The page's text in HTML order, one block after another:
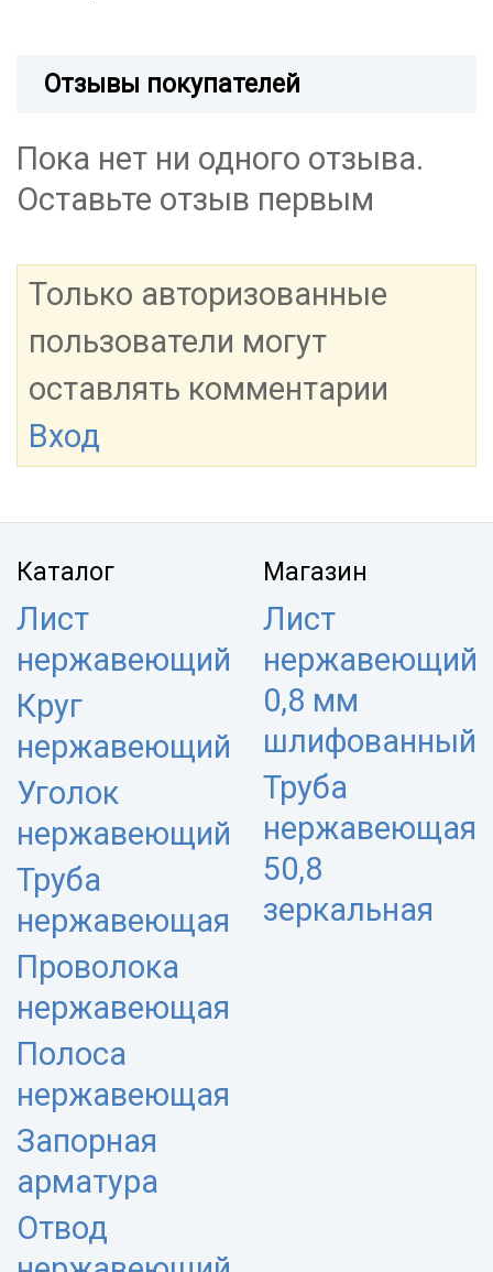
Отзывы покупателей
Пока нет ни одного отзыва.
Оставьте отзыв первым
Только авторизованные
пользователи могут
оставлять комментарии
Вход
Каталог
Лист
нержавеющий
Круг
нержавеющий
Уголок
нержавеющий
Труба
нержавеющая
Проволока
нержавеющая
Полоса
нержавеющая
Запорная
арматура
Отвод
Магазин
Лист
нержавеющий
0,8 мм
шлифованный
Труба
нержавеющая
50,8
зеркальная